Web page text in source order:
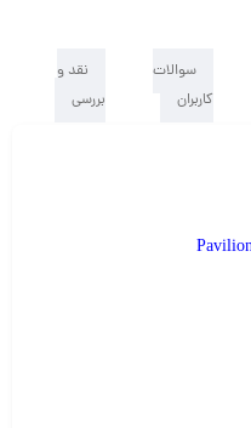
سوالات
کاربران
نقد و
بررسی